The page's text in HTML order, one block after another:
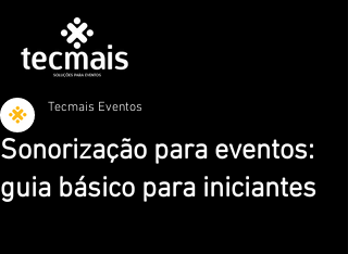
Sonorização para eventos:
guia básico para iniciantes
Tecmais Eventos